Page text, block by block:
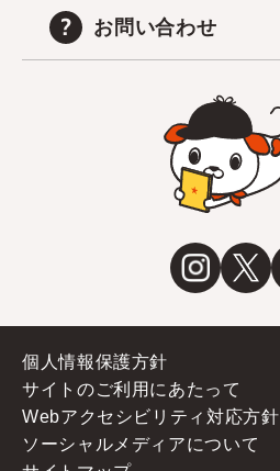
お問い合わせ
個人情報保護方針
サイトのご利用にあたって
Webアクセシビリティ対応方針
ソーシャルメディアについて